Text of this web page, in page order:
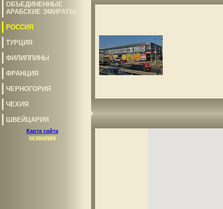
ОБЪЕДИНЕННЫЕ
АРАБСКИЕ ЭМИРАТЫ
РОССИЯ
ТУРЦИЯ
ФИЛИППИНЫ
ФРАНЦИЯ
ЧЕРНОГОРИЯ
ЧЕХИЯ
ШВЕЙЦАРИЯ
Карта сайта
063868989